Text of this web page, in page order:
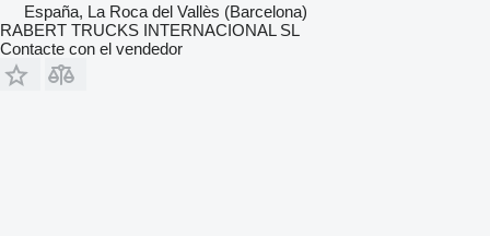
España, La Roca del Vallès (Barcelona)
RABERT TRUCKS INTERNACIONAL SL
Contacte con el vendedor